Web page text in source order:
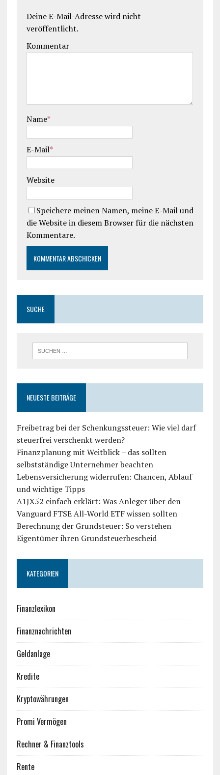
Deine E-Mail-Adresse wird nicht
veröffentlicht.
Kommentar
Name*
E-Mail*
Website
Speichere meinen Namen, meine E-Mail und
die Website in diesem Browser für die nächsten
Kommentare.
SUCHE
NEUESTE BEITRÄGE
Freibetrag bei der Schenkungssteuer: Wie viel darf
steuerfrei verschenkt werden?
Finanzplanung mit Weitblick – das sollten
selbstständige Unternehmer beachten
Lebensversicherung widerrufen: Chancen, Ablauf
und wichtige Tipps
A1JX52 einfach erklärt: Was Anleger über den
Vanguard FTSE All-World ETF wissen sollten
Berechnung der Grundsteuer: So verstehen
Eigentümer ihren Grundsteuerbescheid
KATEGORIEN
Finanzlexikon
Finanznachrichten
Geldanlage
Kredite
Kryptowährungen
Promi Vermögen
Rechner & Finanztools
Rente